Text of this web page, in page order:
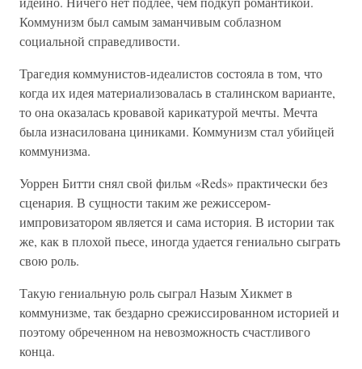
Коммунизм был самым заманчивым соблазном
социальной справедливости.
Трагедия коммунистов-идеалистов состояла в том, что
когда их идея материализовалась в сталинском варианте,
то она оказалась кровавой карикатурой мечты. Мечта
была изнасилована циниками. Коммунизм стал убийцей
коммунизма.
Уоррен Битти снял свой фильм «Reds» практически без
сценария. В сущности таким же режиссером-
импровизатором является и сама история. В истории так
же, как в плохой пьесе, иногда удается гениально сыграть
свою роль.
Такую гениальную роль сыграл Назым Хикмет в
коммунизме, так бездарно срежиссированном историей и
поэтому обреченном на невозможность счастливого
конца.